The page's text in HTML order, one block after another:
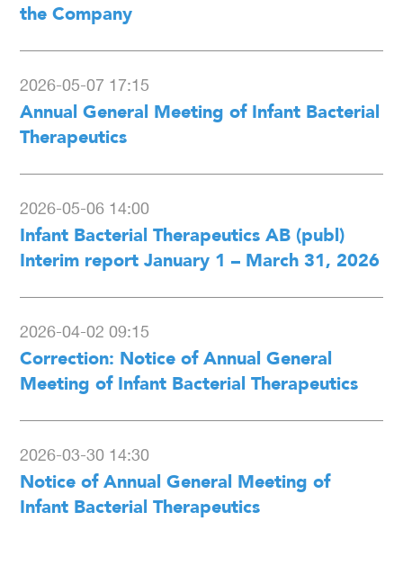
the Company
2026-05-07 17:15
Annual General Meeting of Infant Bacterial
Therapeutics
2026-05-06 14:00
Infant Bacterial Therapeutics AB (publ)
Interim report January 1 – March 31, 2026
2026-04-02 09:15
Correction: Notice of Annual General
Meeting of Infant Bacterial Therapeutics
2026-03-30 14:30
Notice of Annual General Meeting of
Infant Bacterial Therapeutics